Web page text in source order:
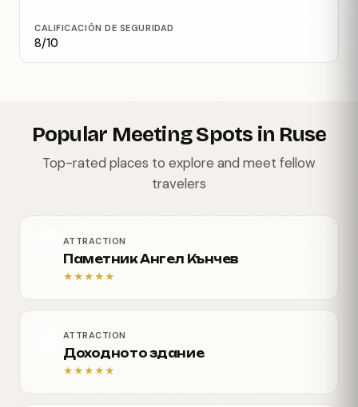
CALIFICACIÓN DE SEGURIDAD
8/10
Popular Meeting Spots in Ruse
Top-rated places to explore and meet fellow
travelers
ATTRACTION
Паметник Ангел Кънчев
★★★★★
ATTRACTION
Доходното здание
★★★★★